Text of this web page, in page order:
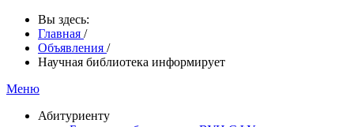
Вы здесь:
Главная /
Объявления /
Научная библиотека информирует
Меню
Абитуриенту